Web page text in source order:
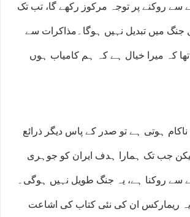
سے روکنے پر توجہ مرکوز رکھے گا، تب تک
جنگ میں تبدیل نہیں ہوگا۔مذاکرات سے
تھا کہ میرا خیال ہے کہ ہم کامیاب ہوں
ہوتی ہے تو صدر کے پاس دیگر ذرائع
جب تک ہمارا ہدف ایران کو جوہری
سے روکنا ہے، یہ جنگ طویل نہیں ہوگی۔
ریمارکس ان کی نئی کتاب کی اشاعت